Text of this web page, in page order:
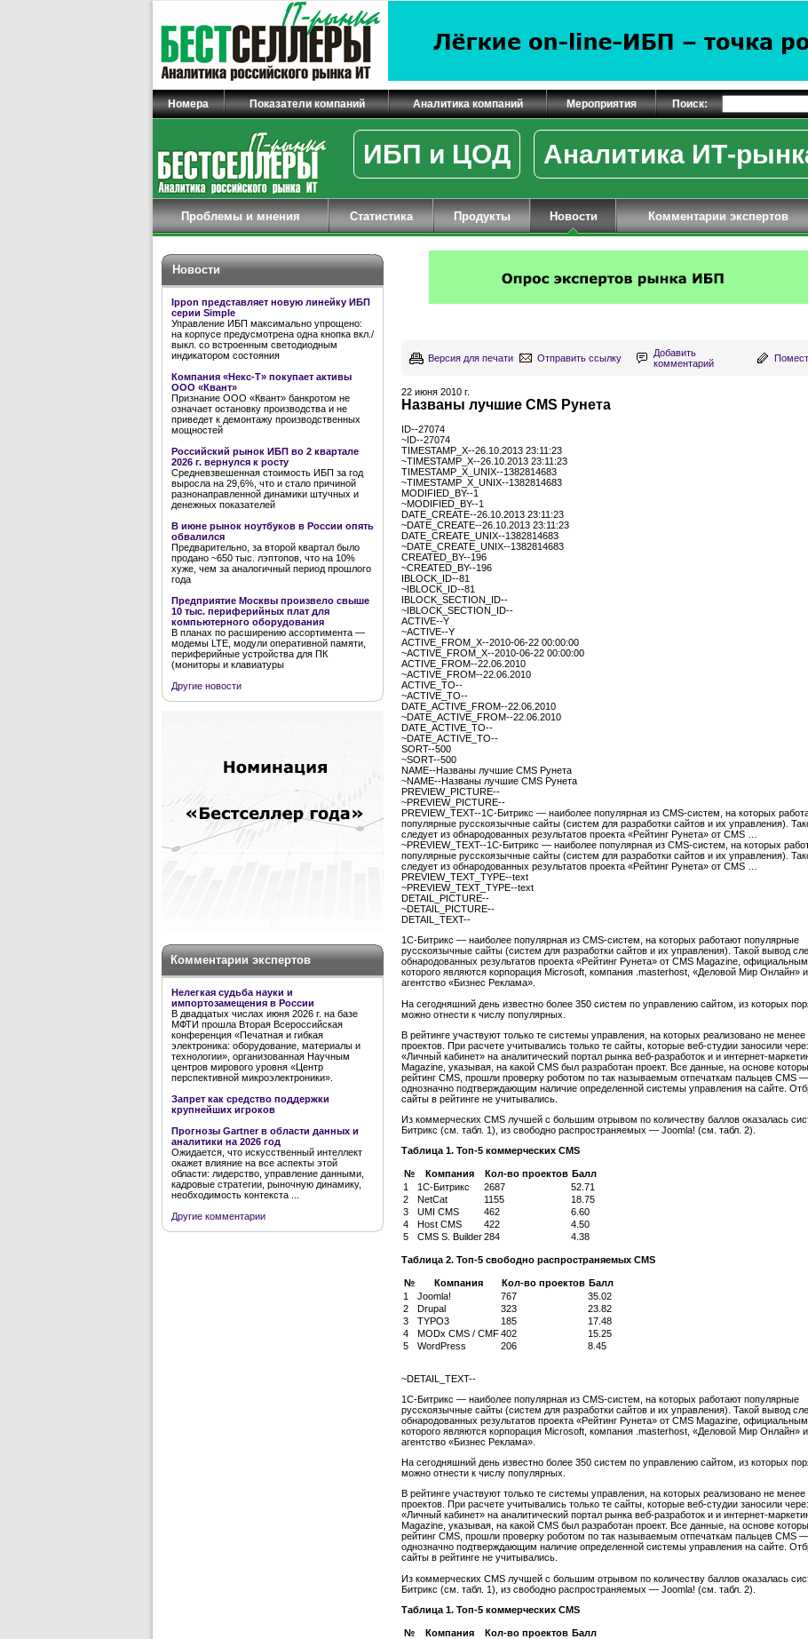
Номера Показатели компаний Аналитика компаний Мероприятия Поиск:
ИБП и ЦОД Аналитика ИТ-
Проблемы и мнения Статистика Продукты Новости Комментарии экспертов
Новости
Ippon представляет новую линейку ИБП
серии Simple
Управление ИБП максимально упрощено:
на корпусе предусмотрена одна кнопка вкл./
выкл. со встроенным светодиодным
индикатором состояния
Компания «Некс-Т» покупает активы
ООО «Квант»
Признание ООО «Квант» банкротом не
означает остановку производства и не
приведет к демонтажу производственных
мощностей
Российский рынок ИБП во 2 квартале
2026 г. вернулся к росту
Средневзвешенная стоимость ИБП за год
выросла на 29,6%, что и стало причиной
разнонаправленной динамики штучных и
денежных показателей
В июне рынок ноутбуков в России опять
обвалился
Предварительно, за второй квартал было
продано ~650 тыс. лэптопов, что на 10%
хуже, чем за аналогичный период прошлого
года
Предприятие Москвы произвело свыше
10 тыс. периферийных плат для
компьютерного оборудования
В планах по расширению ассортимента —
модемы LTE, модули оперативной памяти,
периферийные устройства для ПК
(мониторы и клавиатуры
Другие новости
Комментарии экспертов
Нелегкая судьба науки и
импортозамещения в России
В двадцатых числах июня 2026 г. на базе
МФТИ прошла Вторая Всероссийская
конференция «Печатная и гибкая
электроника: оборудование, материалы и
технологии», организованная Научным
центров мирового уровня «Центр
перспективной микроэлектроники».
Запрет как средство поддержки
крупнейших игроков
Прогнозы Gartner в области данных и
аналитики на 2026 год
Ожидается, что искусственный интеллект
окажет влияние на все аспекты этой
области: лидерство, управление данными,
кадровые стратегии, рыночную динамику,
необходимость контекста ...
Другие комментарии
Версия для печати Отправить ссылку
Добавить
комментарий
22 июня 2010 г.
Названы лучшие CMS Рунета
ID--27074
~ID--27074
TIMESTAMP_X--26.10.2013 23:11:23
~TIMESTAMP_X--26.10.2013 23:11:23
TIMESTAMP_X_UNIX--1382814683
~TIMESTAMP_X_UNIX--1382814683
MODIFIED_BY--1
~MODIFIED_BY--1
DATE_CREATE--26.10.2013 23:11:23
~DATE_CREATE--26.10.2013 23:11:23
DATE_CREATE_UNIX--1382814683
~DATE_CREATE_UNIX--1382814683
CREATED_BY--196
~CREATED_BY--196
IBLOCK_ID--81
~IBLOCK_ID--81
IBLOCK_SECTION_ID--
~IBLOCK_SECTION_ID--
ACTIVE--Y
~ACTIVE--Y
ACTIVE_FROM_X--2010-06-22 00:00:00
~ACTIVE_FROM_X--2010-06-22 00:00:00
ACTIVE_FROM--22.06.2010
~ACTIVE_FROM--22.06.2010
ACTIVE_TO--
~ACTIVE_TO--
DATE_ACTIVE_FROM--22.06.2010
~DATE_ACTIVE_FROM--22.06.2010
DATE_ACTIVE_TO--
~DATE_ACTIVE_TO--
SORT--500
~SORT--500
NAME--Названы лучшие CMS Рунета
~NAME--Названы лучшие CMS Рунета
PREVIEW_PICTURE--
~PREVIEW_PICTURE--
PREVIEW_TEXT--1С-Битрикс — наиболее популярная из CMS-систем, на которых
популярные русскоязычные сайты (систем для разработки сайтов и их управления).
следует из обнародованных результатов проекта «Рейтинг Рунета» от CMS …
~PREVIEW_TEXT--1С-Битрикс — наиболее популярная из CMS-систем, на которых
популярные русскоязычные сайты (систем для разработки сайтов и их управления).
следует из обнародованных результатов проекта «Рейтинг Рунета» от CMS …
PREVIEW_TEXT_TYPE--text
~PREVIEW_TEXT_TYPE--text
DETAIL_PICTURE--
~DETAIL_PICTURE--
DETAIL_TEXT--
1С-Битрикс — наиболее популярная из CMS-систем, на которых работают популярные
русскоязычные сайты (систем для разработки сайтов и их управления). Такой вывод
обнародованных результатов проекта «Рейтинг Рунета» от CMS Magazine,
которого являются корпорация Microsoft, компания .masterhost, «Деловой Мир Онлайн»
агентство «Бизнес Реклама».
На сегодняшний день известно более 350 систем по управлению сайтом, из которых
можно отнести к числу популярных.
В рейтинге участвуют только те системы управления, на которых реализовано не менее
проектов. При расчете учитывались только те сайты, которые веб-студии заносили
«Личный кабинет» на аналитический портал рынка веб-разработок и и интернет-
Magazine, указывая, на какой CMS был разработан проект. Все данные, на основе
рейтинг CMS, прошли проверку роботом по так называемым отпечаткам пальцев CMS —
однозначно подтверждающим наличие определенной системы управления на сайте.
сайты в рейтинге не учитывались.
Из коммерческих CMS лучшей c большим отрывом по количеству баллов оказалась
Битрикс (см. табл. 1), из свободно распространяемых — Joomla! (см. табл. 2).
Таблица 1. Топ-5 коммерческих CMS
№ Компания Кол-во проектов Балл
1
1С-Битрикс 2687
52.71
2
NetCat 1155
18.75
3
UMI CMS 462
6.60
4
Host CMS 422
4.50
5
CMS S. Builder284 4.38
Таблица 2. Топ-5 свободно распространяемых CMS
№ Компания Кол-во проектов Балл
1
Joomla! 767
35.02
2
Drupal 323
23.82
3
TYPO3 185
17.48
4
MODx CMS / CMF402
15.25
5
WordPress 206 8.45
~DETAIL_TEXT--
1С-Битрикс — наиболее популярная из CMS-систем, на которых работают популярные
русскоязычные сайты (систем для разработки сайтов и их управления). Такой вывод
обнародованных результатов проекта «Рейтинг Рунета» от CMS Magazine,
которого являются корпорация Microsoft, компания .masterhost, «Деловой Мир Онлайн»
агентство «Бизнес Реклама».
На сегодняшний день известно более 350 систем по управлению сайтом, из которых
можно отнести к числу популярных.
В рейтинге участвуют только те системы управления, на которых реализовано не менее
проектов. При расчете учитывались только те сайты, которые веб-студии заносили
«Личный кабинет» на аналитический портал рынка веб-разработок и и интернет-
Magazine, указывая, на какой CMS был разработан проект. Все данные, на основе
рейтинг CMS, прошли проверку роботом по так называемым отпечаткам пальцев CMS
однозначно подтверждающим наличие определенной системы управления на сайте.
сайты в рейтинге не учитывались.
Из коммерческих CMS лучшей c большим отрывом по количеству баллов оказалась
Битрикс (см. табл. 1), из свободно распространяемых — Joomla! (см. табл. 2).
Таблица 1. Топ-5 коммерческих CMS
№ Компания Кол-во проектов Балл